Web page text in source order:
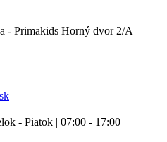
- Primakids Horný dvor 2/A
- Piatok | 07:00 - 17:00